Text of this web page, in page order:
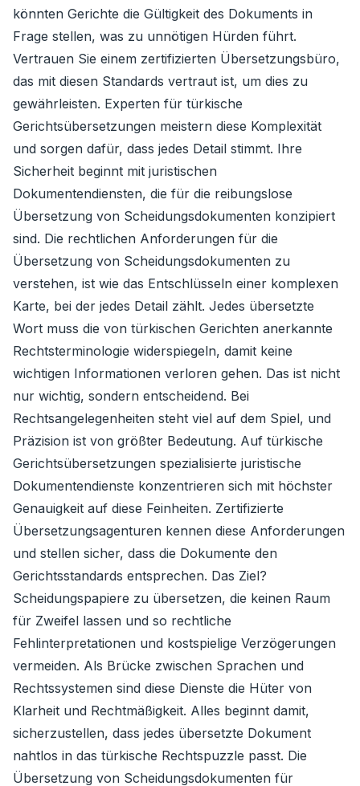
könnten Gerichte die Gültigkeit des Dokuments in
Frage stellen, was zu unnötigen Hürden führt.
Vertrauen Sie einem zertifizierten Übersetzungsbüro,
das mit diesen Standards vertraut ist, um dies zu
gewährleisten. Experten für türkische
Gerichtsübersetzungen meistern diese Komplexität
und sorgen dafür, dass jedes Detail stimmt. Ihre
Sicherheit beginnt mit juristischen
Dokumentendiensten, die für die reibungslose
Übersetzung von Scheidungsdokumenten konzipiert
sind. Die rechtlichen Anforderungen für die
Übersetzung von Scheidungsdokumenten zu
verstehen, ist wie das Entschlüsseln einer komplexen
Karte, bei der jedes Detail zählt. Jedes übersetzte
Wort muss die von türkischen Gerichten anerkannte
Rechtsterminologie widerspiegeln, damit keine
wichtigen Informationen verloren gehen. Das ist nicht
nur wichtig, sondern entscheidend. Bei
Rechtsangelegenheiten steht viel auf dem Spiel, und
Präzision ist von größter Bedeutung. Auf türkische
Gerichtsübersetzungen spezialisierte juristische
Dokumentendienste konzentrieren sich mit höchster
Genauigkeit auf diese Feinheiten. Zertifizierte
Übersetzungsagenturen kennen diese Anforderungen
und stellen sicher, dass die Dokumente den
Gerichtsstandards entsprechen. Das Ziel?
Scheidungspapiere zu übersetzen, die keinen Raum
für Zweifel lassen und so rechtliche
Fehlinterpretationen und kostspielige Verzögerungen
vermeiden. Als Brücke zwischen Sprachen und
Rechtssystemen sind diese Dienste die Hüter von
Klarheit und Rechtmäßigkeit. Alles beginnt damit,
sicherzustellen, dass jedes übersetzte Dokument
nahtlos in das türkische Rechtspuzzle passt. Die
Übersetzung von Scheidungsdokumenten für